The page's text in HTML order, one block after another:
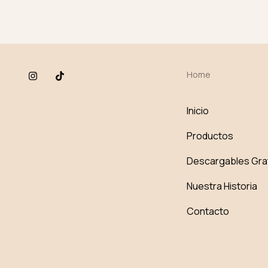
Home
Inicio
Productos
Descargables
Nuestra Historia
Contacto